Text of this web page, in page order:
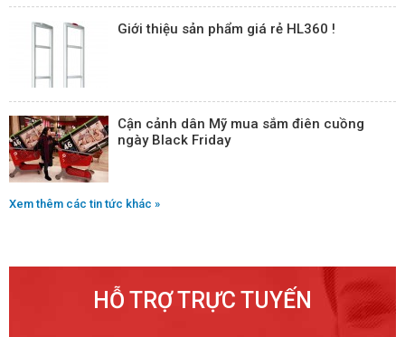
Giới thiệu sản phẩm giá rẻ HL360 !
Cận cảnh dân Mỹ mua sắm điên cuồng
ngày Black Friday
Xem thêm các tin tức khác »
HỖ TRỢ TRỰC TUYẾN